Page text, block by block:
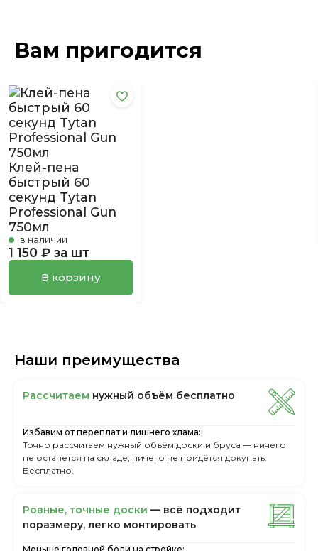
Вам пригодится
Клей-пена
быстрый 60
секунд Tytan
Professional Gun
750мл
в наличии
1 150 ₽ за шт
В корзину
Наши преимущества
Рассчитаем нужный объём бесплатно
Избавим от переплат и лишнего хлама:
Точно рассчитаем нужный объём доски и бруса — ничего
не останется на складе, ничего не придётся докупать.
Бесплатно.
Ровные, точные доски — всё подходит
поразмеру, легкo монтировать